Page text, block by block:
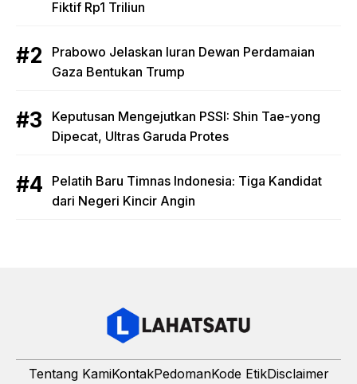
Fiktif Rp1 Triliun
Prabowo Jelaskan Iuran Dewan Perdamaian
Gaza Bentukan Trump
Keputusan Mengejutkan PSSI: Shin Tae-yong
Dipecat, Ultras Garuda Protes
Pelatih Baru Timnas Indonesia: Tiga Kandidat
dari Negeri Kincir Angin
Tentang KamiKontakPedomanKode EtikDisclaimer